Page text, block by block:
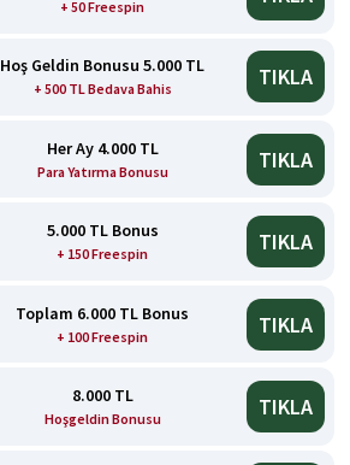
+ 50 Freespin
Hoş Geldin Bonusu 5.000 TL
+ 500 TL Bedava Bahis TIKLA
Her Ay 4.000 TL
Para Yatırma Bonusu TIKLA
5.000 TL Bonus
+ 150 Freespin TIKLA
Toplam 6.000 TL Bonus
+ 100 Freespin TIKLA
8.000 TL
Hoşgeldin Bonusu TIKLA